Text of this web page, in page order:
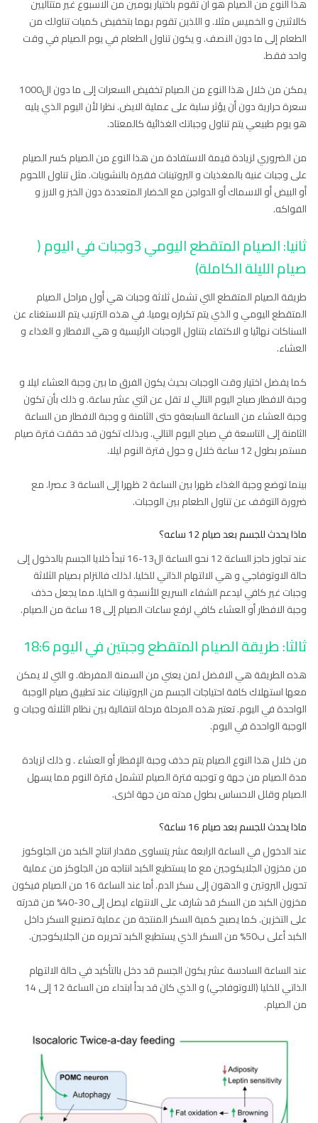
هذا النوع من الصيام هو أن تقوم باختيار يومين من الاسبوع غير متتاليين
كالاثنين و الخميس مثلا. و اللذين تقوم بهما بتخفيض كميات تناولك من
الطعام إلى ما دون النصف. و يكون تناول الطعام في يوم الصيام في وقت
واحد فقط.
يمكن من خلال هذا النوع من الصيام تخفيض السعرات إلى ما دون ال1000
سعرة حرارية دون أن يؤثر سلبة على عملية الايض. نظرا لأن اليوم الذي يليه
هو يوم طبيعي يتم تناول وجباتك الغذائية كالمعتاد.
من الضروري لزيادة قيمة الاستفادة من هذا النوع من الصيام كسر الصيام
على وجبات غنية بالمغذيات و البروتينات فقيرة بالنشويات. مثل تناول اللحوم
أو البيض أو الاسماك أو الدواجن مع الخضار المتعددة دون الخبز و الارز و
الفواكه.
ثانيا: الصيام المتقطع اليومي 3وجبات في اليوم (
صيام الليلة الكاملة)
طريقة الصيام المتقطع التي تشمل ثلاثة وجبات هي أول مراحل الصيام
المتقطع اليومي و الذي يتم تكراره يوميا. في هذه الترتيب يتم الاستغناء عن
السناكات نهائيا و الاكتفاء بتناول الوجبات الرئيسية و هي الافطار و الغذاء و
العشاء.
كما يفضل اختيار وقت الوجبات بحيث يكون الفرق ما بين وجبة العشاء ليلا و
وجبة الافطار صباح اليوم التالي لا تقل عن اثني عشر ساعة. و ذلك بأن تكون
وجبة العشاء من الساعة السابعةو حتى الثامنة و وجبة الافطار من الساعة
الثامنة إلى التاسعة في صباح اليوم التالي. وبذلك تكون قد حققت فترة صيام
مستمر بطول 12 ساعة خلال و حول فترة النوم ليلا.
بينما توضع وجبة الغذاء ظهرا بين الساعة 2 ظهرا إلى الساعة 3 عصرا. مع
ضرورة التوقف عن تناول الطعام بين الوجبات.
ماذا يحدث للجسم بعد صيام 12 ساعه؟
عند تجاوز حاجز الساعة 12 نحو الساعة ال13-16 تبدأ خلايا الجسم بالدخول إلى
حالة الاوتوفاجي و هي الالتهام الذاتي للخليا. لذلك فالتزام بصيام الثلاثة
وجبات غير كافي ليدعم الشفاء السريع للأنسجة و الخليا. مما يجعل حذف
وجبة الافطار أو العشاء كافي لرفع ساعات الصيام إلى 18 ساعة من الصيام.
ثالثا: طريقة الصيام المتقطع وجبتين في اليوم 18:6
هذه الطريقة هي الافضل لمن يعني من السمنة المفرطة. و التي لا يمكن
معها استهلاك كافة احتياجات الجسم من البروتينات عند تطبيق صيام الوجبة
الواحدة في اليوم. تعتبر هذه المرحلة مرحلة انتقالية بين نظام الثلاثة وجبات و
الوجبة الواحدة في اليوم.
من خلال هذا النوع الصيام يتم حذف وجبة الإفطار أو العشاء . و ذلك لزيادة
مدة الصيام من جهة و توجيه فترة الصيام لتشمل فترة النوم مما يسهل
الصيام وقلل الاحساس بطول مدته من جهة اخرى.
ماذا يحدث للجسم بعد صيام 16 ساعة؟
عند الدخول في الساعة الرابعة عشر يتساوى مقدار انتاج الكبد من الجلوكوز
من مخزون الجلايكوجين مع ما يستطيع الكبد انتاجه من الجلوكز من عملية
تحويل البروتين و الدهون إلى سكر الدم. أما عند الساعة 16 من الصيام فيكون
مخزون الكبد من السكر قد شارف على الانتهاء ليصل إلى 30-40% من قدرته
على التخزين. كما يصبح كمية السكر المنتجة من عملية تصنيع السكر داخل
الكبد أعلى ب50% من السكر الذي يستطيع الكبد تحريره من الجلايكوجين.
عند الساعة السادسة عشر يكون الجسم قد دخل بالتأكيد في حالة الالتهام
الذاتي للخليا (الاوتوفاجي) و الذي كان قد بدأ ابتداء من الساعة 12 إلى 14
من الصيام.